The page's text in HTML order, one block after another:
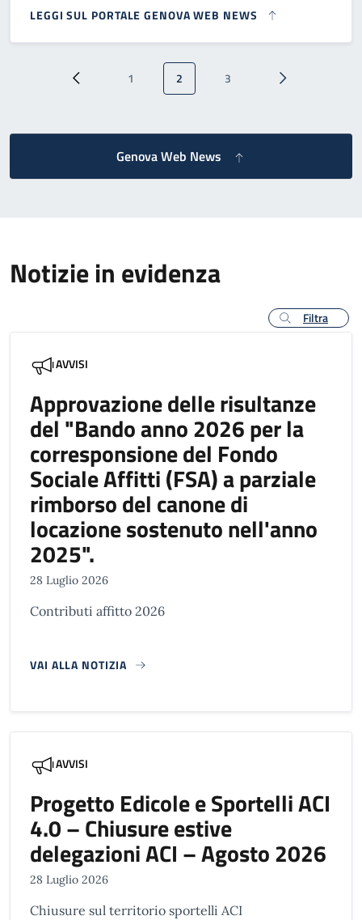
LEGGI SUL PORTALE GENOVA WEB NEWS
Paginazione
Pagina precedente
Pagina
1 Pagina attuale
2 Pagina
3 Pagina
Genova Web News
Notizie in evidenza
Filtra
AVVISI
Approvazione delle risultanze
del "Bando anno 2026 per la
corresponsione del Fondo
Sociale Affitti (FSA) a parziale
rimborso del canone di
locazione sostenuto nell'anno
2025".
28 Luglio 2026
Contributi affitto 2026
VAI ALLA NOTIZIA
AVVISI
Progetto Edicole e Sportelli ACI
4.0 – Chiusure estive
delegazioni ACI – Agosto 2026
28 Luglio 2026
Chiusure sul territorio sportelli ACI